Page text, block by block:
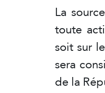
La
toute
soit sur
sera
de la